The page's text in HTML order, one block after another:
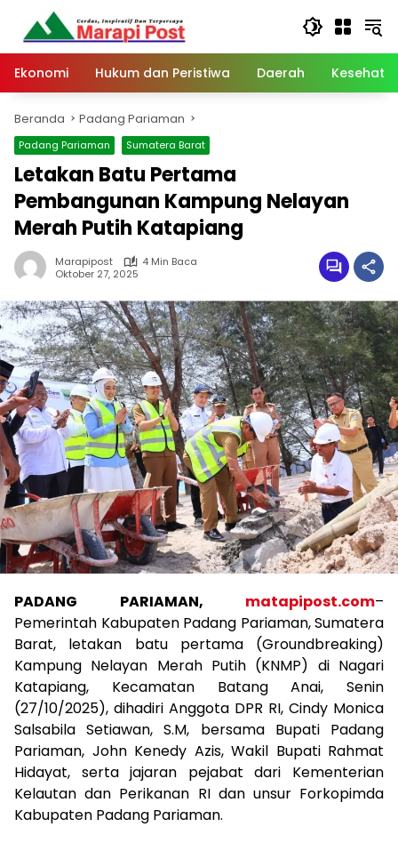
Langsung
konten
Ekonomi
Hukum dan Peristiwa Daerah
Beranda Padang Pariaman
Padang Pariaman Sumatera Barat
Letakan Batu Pertama
Pembangunan Kampung Nelayan
Merah Putih Katapiang
Marapipost
4 Min Baca
Oktober 27, 2025
PADANG PARIAMAN, matapipost.com–
Pemerintah Kabupaten Padang Pariaman, Sumatera
Barat, letakan batu pertama (Groundbreaking)
Kampung Nelayan Merah Putih (KNMP) di Nagari
Katapiang, Kecamatan Batang Anai, Senin
(27/10/2025), dihadiri Anggota DPR RI, Cindy Monica
Salsabila Setiawan, S.M, bersama Bupati Padang
Pariaman, John Kenedy Azis, Wakil Bupati Rahmat
Hidayat, serta jajaran pejabat dari Kementerian
Kelautan dan Perikanan RI dan unsur Forkopimda
Kabupaten Padang Pariaman.